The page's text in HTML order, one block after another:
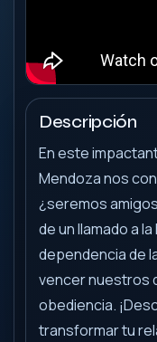
Descripción
En este
Mendoza nos
¿seremos
de un llamado a
dependencia de
vencer nuestros
obediencia.
transformar tu